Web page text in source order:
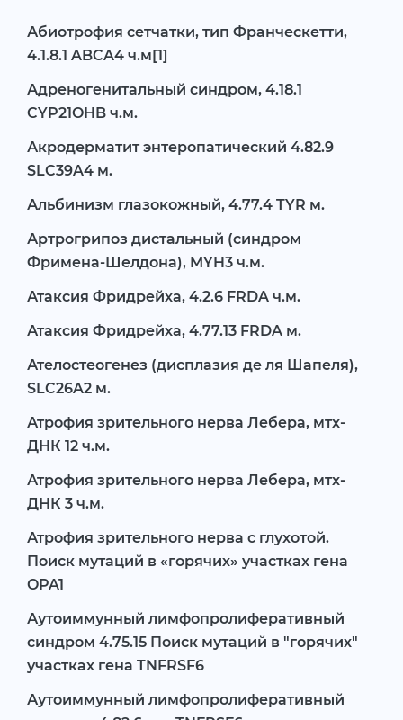
Абиотрофия сетчатки, тип Франческетти,
4.1.8.1 ABCA4 ч.м[1]
Адреногенитальный синдром, 4.18.1
CYP21OHB ч.м.
Акродерматит энтеропатический 4.82.9
SLC39A4 м.
Альбинизм глазокожный, 4.77.4 TYR м.
Артрогрипоз дистальный (синдром
Фримена-Шелдона), MYH3 ч.м.
Атаксия Фридрейха, 4.2.6 FRDA ч.м.
Атаксия Фридрейха, 4.77.13 FRDA м.
Ателостеогенез (дисплазия де ля Шапеля),
SLC26A2 м.
Атрофия зрительного нерва Лебера, мтх-
ДНК 12 ч.м.
Атрофия зрительного нерва Лебера, мтх-
ДНК 3 ч.м.
Атрофия зрительного нерва с глухотой.
Поиск мутаций в «горячих» участках гена
OPA1
Аутоиммунный лимфопролиферативный
синдром 4.75.15 Поиск мутаций в "горячих"
участках гена TNFRSF6
Аутоиммунный лимфопролиферативный